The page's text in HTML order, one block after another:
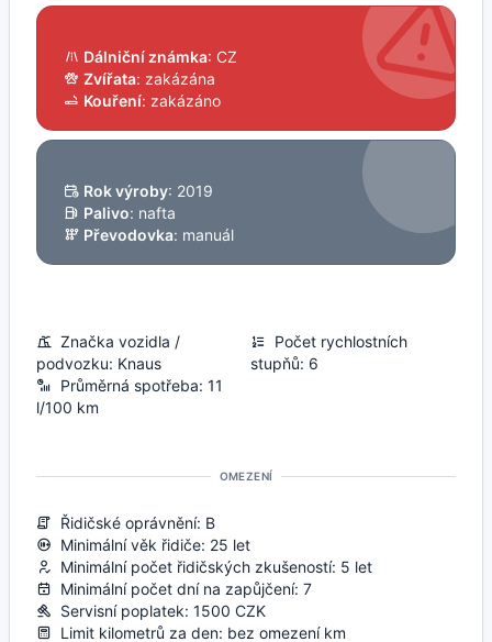
Dálniční známka: CZ
Zvířata: zakázána
Kouření: zakázáno
Rok výroby: 2019
Palivo: nafta
Převodovka: manuál
Značka vozidla /
podvozku: Knaus
Počet rychlostních
stupňů: 6
Průměrná spotřeba: 11
l/100 km
OMEZENÍ
Řidičské oprávnění: B
Minimální věk řidiče: 25 let
Minimální počet řidičských zkušeností: 5 let
Minimální počet dní na zapůjčení: 7
Servisní poplatek: 1500 CZK
Limit kilometrů za den: bez omezení km